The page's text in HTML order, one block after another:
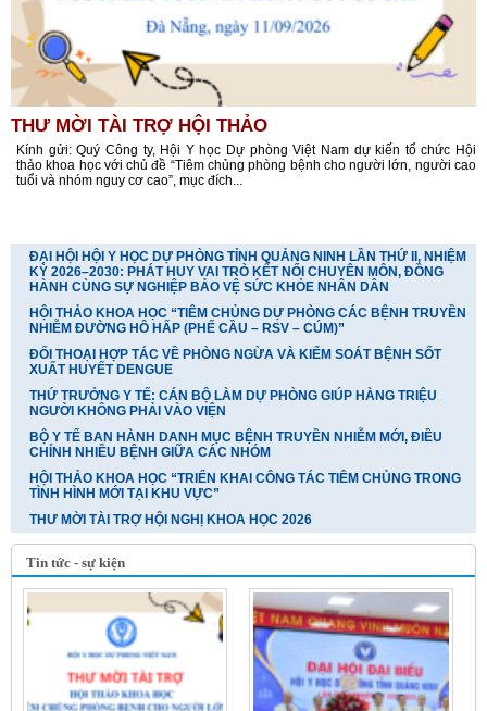
THƯ MỜI TÀI TRỢ HỘI THẢO
Kính gửi: Quý Công ty, Hội Y học Dự phòng Việt Nam dự kiến tổ chức Hội
thảo khoa học với chủ đề “Tiêm chủng phòng bệnh cho người lớn, người cao
tuổi và nhóm nguy cơ cao”, mục đích...
ĐẠI HỘI HỘI Y HỌC DỰ PHÒNG TỈNH QUẢNG NINH LẦN THỨ II, NHIỆM
KỲ 2026–2030: PHÁT HUY VAI TRÒ KẾT NỐI CHUYÊN MÔN, ĐỒNG
HÀNH CÙNG SỰ NGHIỆP BẢO VỆ SỨC KHỎE NHÂN DÂN
HỘI THẢO KHOA HỌC “TIÊM CHỦNG DỰ PHÒNG CÁC BỆNH TRUYỀN
NHIỄM ĐƯỜNG HÔ HẤP (PHẾ CẦU – RSV – CÚM)”
ĐỐI THOẠI HỢP TÁC VỀ PHÒNG NGỪA VÀ KIỂM SOÁT BỆNH SỐT
XUẤT HUYẾT DENGUE
THỨ TRƯỞNG Y TẾ: CÁN BỘ LÀM DỰ PHÒNG GIÚP HÀNG TRIỆU
NGƯỜI KHÔNG PHẢI VÀO VIỆN
BỘ Y TẾ BAN HÀNH DANH MỤC BỆNH TRUYỀN NHIỄM MỚI, ĐIỀU
CHỈNH NHIỀU BỆNH GIỮA CÁC NHÓM
HỘI THẢO KHOA HỌC “TRIỂN KHAI CÔNG TÁC TIÊM CHỦNG TRONG
TÌNH HÌNH MỚI TẠI KHU VỰC”
THƯ MỜI TÀI TRỢ HỘI NGHỊ KHOA HỌC 2026
Tin tức - sự kiện